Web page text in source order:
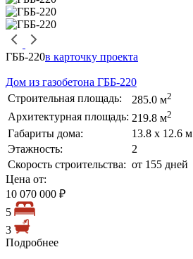
ГББ-220в карточку проекта
Дом из газобетона ГББ-220
Строительная площадь:
285.0 м2
Архитектурная площадь: 219.8 м2
Габариты дома:
13.8 х 12.6 м
Этажность:
2
Скорость строительства: от 155 дней
Цена от:
10 070 000 ₽
5
3
Подробнее